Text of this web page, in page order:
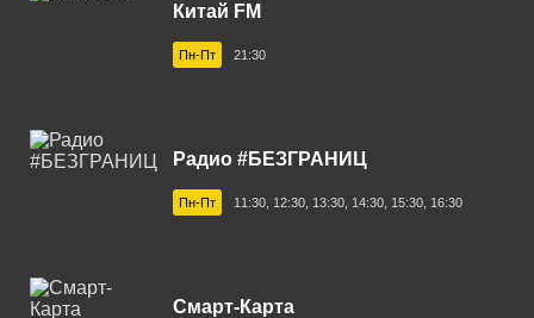
Китай FM
Пн-Пт 21:30
Радио #БЕЗГРАНИЦ
Пн-Пт 11:30, 12:30, 13:30, 14:30, 15:30, 16:30
Смарт-Карта